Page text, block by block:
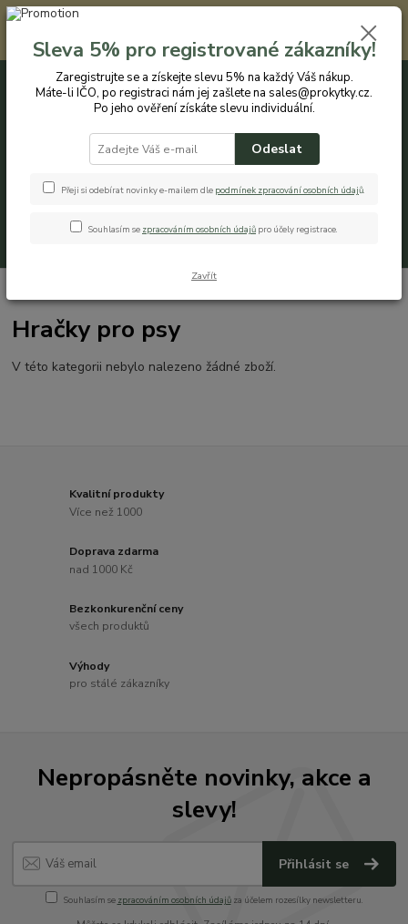
Registrovaným zákazníkům nabízíme slevu 5% na každý nákup. Máte-li
IČO, po registraci nám jej zašlete na sales@prokytky.cz. Po jeho ověření
získáte slevu individuální. Přejít na registraci →
CZK
+420 774 544 973 0ks
Hračky pro psy
V této kategorii nebylo nalezeno žádné zboží.
Kvalitní produkty
Více než 1000
Doprava zdarma
nad 1000 Kč
Bezkonkurenční ceny
všech produktů
Výhody
pro stálé zákazníky
Nepropásněte novinky, akce a
slevy!
Přihlásit se
Souhlasím se zpracováním osobních údajůza účelem rozesílky newsletteru.
Sleva 5% pro registrované zákazníky!
Zaregistrujte se a získejte slevu 5% na každý Váš nákup.
Máte-li IČO, po registraci nám jej zašlete na sales@prokytky.cz.
Po jeho ověření získáte slevu individuální.
Odeslat
Přeji si odebírat novinky e-mailem dle podmínek zpracování osobních údajů.
Souhlasím se zpracováním osobních údajů pro účely registrace.
Zavřít